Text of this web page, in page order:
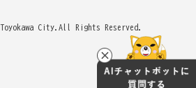
City.All Rights Reserved.